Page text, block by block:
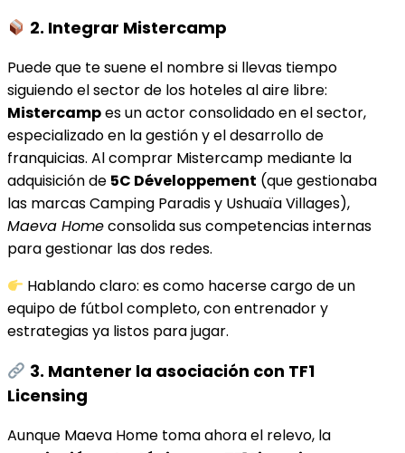
2. Integrar Mistercamp
Puede que te suene el nombre si llevas tiempo
siguiendo el sector de los hoteles al aire libre:
Mistercampes un actor consolidado en el sector,
especializado en la gestión y el desarrollo de
franquicias. Al comprar Mistercamp mediante la
adquisición de 5C Développement (que gestionaba
las marcas Camping Paradis y Ushuaïa Villages),
Maeva Homeconsolida sus competencias internas
para gestionar las dos redes.
Hablando claro: es como hacerse cargo de un
equipo de fútbol completo, con entrenador y
estrategias ya listos para jugar.
3. Mantener la asociación con TF1
Licensing
Aunque Maeva Home toma ahora el relevo, la